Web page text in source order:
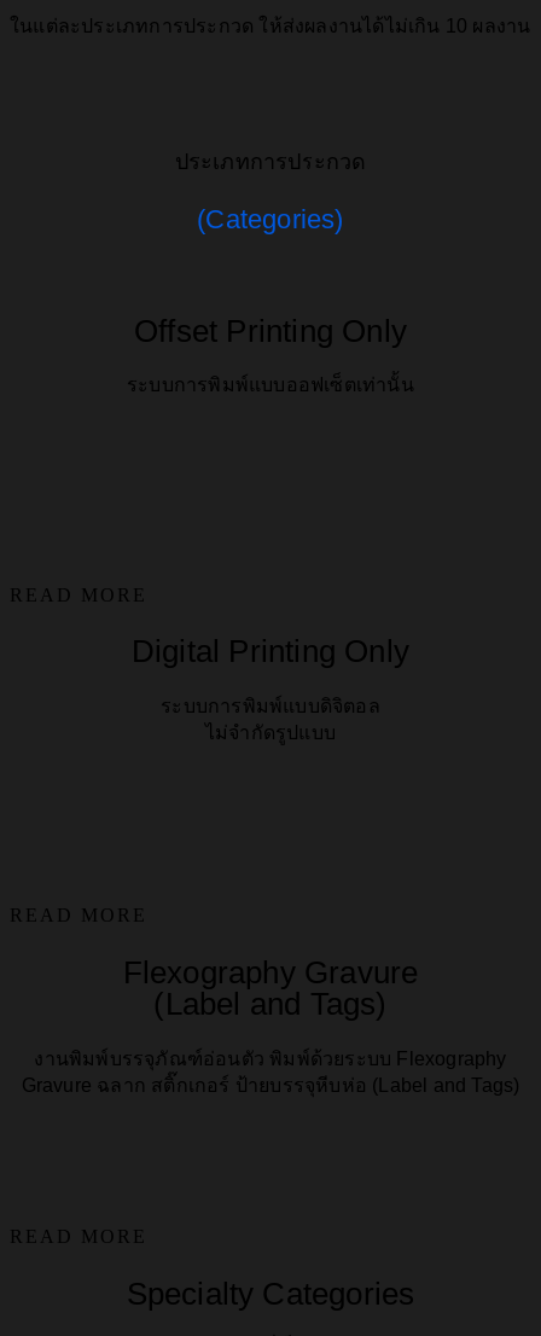
ในแต่ละประเภทการประกวด ให้ส่งผลงานได้ไม่เกิน 10 ผลงาน
ประเภทการประกวด
(Categories)
Offset Printing Only
ระบบการพิมพ์แบบออฟเซ็ตเท่านั้น
READ MORE
Digital Printing Only
ระบบการพิมพ์แบบดิจิตอล
ไม่จำกัดรูปแบบ
READ MORE
Flexography Gravure
(Label and Tags)
งานพิมพ์บรรจุภัณฑ์อ่อนตัว พิมพ์ด้วยระบบ Flexography
Gravure ฉลาก สติ๊กเกอร์ ป้ายบรรจุหีบห่อ (Label and Tags)
READ MORE
Specialty Categories